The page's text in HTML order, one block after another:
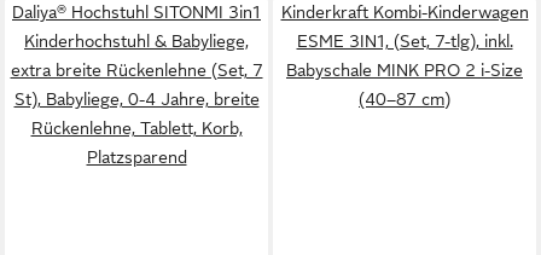
Daliya® Hochstuhl SITONMI 3in1
Kinderhochstuhl & Babyliege,
extra breite Rückenlehne (Set, 7
St), Babyliege, 0-4 Jahre, breite
Rückenlehne, Tablett, Korb,
Platzsparend
Kinderkraft Kombi-Kinderwagen
ESME 3IN1, (Set, 7-tlg), inkl.
Babyschale MINK PRO 2 i-Size
(40–87 cm)